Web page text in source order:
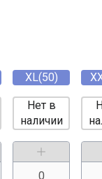
XL(50)
Нет в
наличии